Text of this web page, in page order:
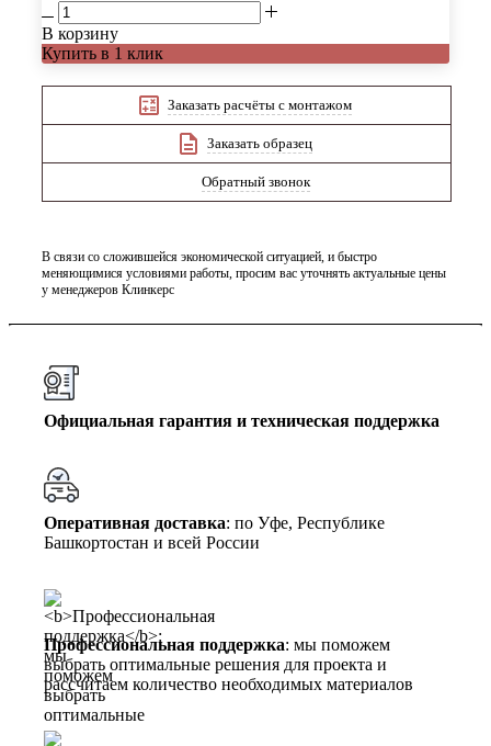
В корзину
Купить в 1 клик
Заказать расчёты с монтажом
Заказать образец
Обратный звонок
В связи со сложившейся экономической ситуацией, и быстро
меняющимися условиями работы, просим вас уточнять актуальные цены
у менеджеров Клинкерс
Официальная гарантия и техническая поддержка
Оперативная доставка: по Уфе, Республике
Башкортостан и всей России
Профессиональная поддержка: мы поможем
выбрать оптимальные решения для проекта и
рассчитаем количество необходимых материалов